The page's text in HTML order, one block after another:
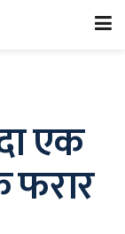
एक
फरार